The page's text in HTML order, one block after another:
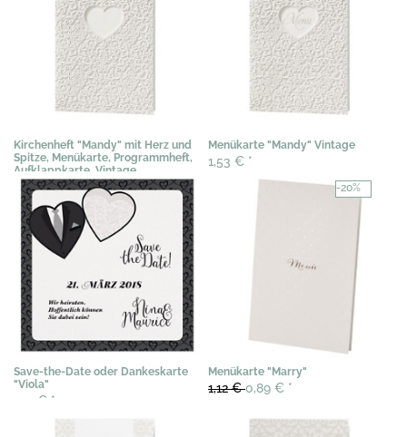
Kirchenheft "Mandy" mit Herz und
Spitze, Menükarte, Programmheft,
Aufklappkarte, Vintage
1,53 €*
Menükarte "Mandy" Vintage
1,53 € *
Save-the-Date oder Dankeskarte
"Viola"
1,12 € *
-20%
Menükarte "Marry"
1,12 €0,89 € *